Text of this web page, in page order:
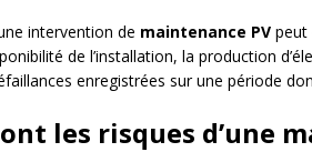
intervention de maintenance PV peut
de l’installation, la production
enregistrées sur une période
les risques d’une